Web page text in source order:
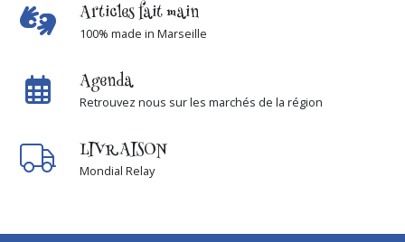
Articles fait main
100% made in Marseille
Agenda
Retrouvez nous sur les marchés de la région
LIVRAISON
Mondial Relay
(1)
pour
cheveux
serviette